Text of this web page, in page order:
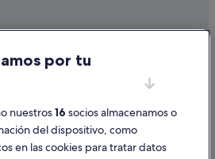
cómo denunciar contenido
por tu
nuestros16 socios almacenamos o
del dispositivo, como
en las cookies para tratar datos